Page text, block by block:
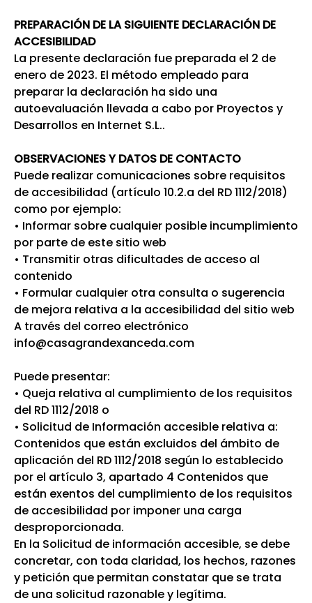
PREPARACIÓN DE LA SIGUIENTE DECLARACIÓN DE
ACCESIBILIDAD
La presente declaración fue preparada el 2 de
enero de 2023. El método empleado para
preparar la declaración ha sido una
autoevaluación llevada a cabo por Proyectos y
Desarrollos en Internet S.L..
OBSERVACIONES Y DATOS DE CONTACTO
Puede realizar comunicaciones sobre requisitos
de accesibilidad (artículo 10.2.a del RD 1112/2018)
como por ejemplo:
• Informar sobre cualquier posible incumplimiento
por parte de este sitio web
• Transmitir otras dificultades de acceso al
contenido
• Formular cualquier otra consulta o sugerencia
de mejora relativa a la accesibilidad del sitio web
A través del correo electrónico
info@casagrandexanceda.com
Puede presentar:
• Queja relativa al cumplimiento de los requisitos
del RD 1112/2018 o
• Solicitud de Información accesible relativa a:
Contenidos que están excluidos del ámbito de
aplicación del RD 1112/2018 según lo establecido
por el artículo 3, apartado 4 Contenidos que
están exentos del cumplimiento de los requisitos
de accesibilidad por imponer una carga
desproporcionada.
En la Solicitud de información accesible, se debe
concretar, con toda claridad, los hechos, razones
y petición que permitan constatar que se trata
de una solicitud razonable y legítima.